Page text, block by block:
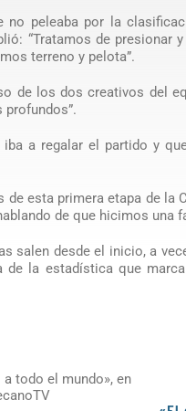
no peleaba por la
“Tratamos de
terreno y pelota”.
de los dos creativos del
profundos”.
iba a regalar el partido y
de esta primera etapa de la
de que hicimos una
salen desde el inicio, a
de la estadística que